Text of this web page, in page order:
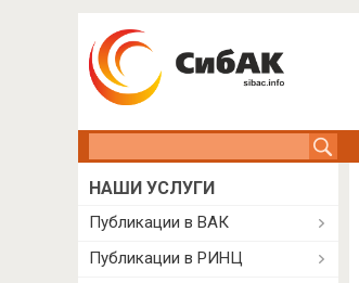
НАШИ УСЛУГИ
Публикации в ВАК
Публикации в РИНЦ